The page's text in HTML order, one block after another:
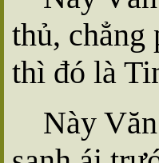
thủ,
thì đó là
Này